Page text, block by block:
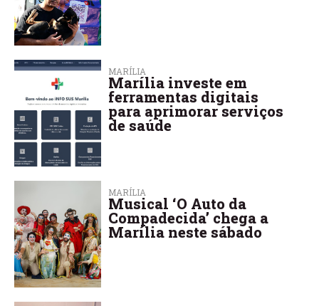
MARÍLIA
Marília investe em
ferramentas digitais
para aprimorar serviços
de saúde
MARÍLIA
Musical ‘O Auto da
Compadecida’ chega a
Marília neste sábado